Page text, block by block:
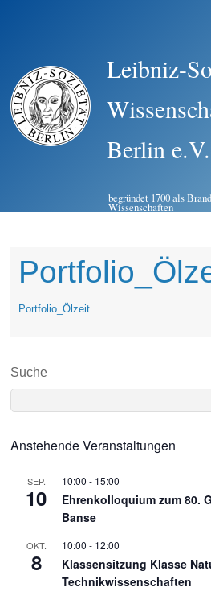
Leibniz-
Berlin e.V.
begründet 1700 als
Wissenschaften
Portfolio_Ölzeit
Suche
Anstehende Veranstaltungen
SEP.
10
10:00 - 15:00
Ehrenkolloquium zum 80.
Banse
OKT.
8
10:00 - 12:00
Klassensitzung Klasse
Technikwissenschaften